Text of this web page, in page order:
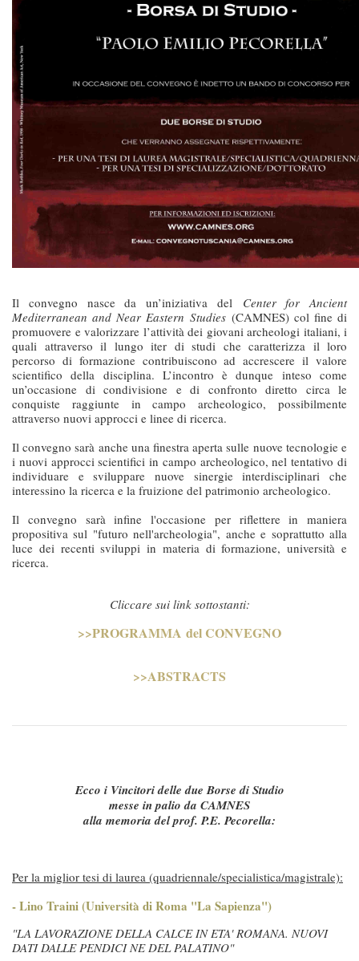
Il convegno nasce da un’iniziativa del Center for Ancient
Mediterranean and Near Eastern Studies (CAMNES) col fine di
promuovere e valorizzare l’attività dei giovani archeologi italiani, i
quali attraverso il lungo iter di studi che caratterizza il loro
percorso di formazione contribuiscono ad accrescere il valore
scientifico della disciplina. L’incontro è dunque inteso come
un’occasione di condivisione e di confronto diretto circa le
conquiste raggiunte in campo archeologico, possibilmente
attraverso nuovi approcci e linee di ricerca.
Il convegno sarà anche una finestra aperta sulle nuove tecnologie e
i nuovi approcci scientifici in campo archeologico, nel tentativo di
individuare e sviluppare nuove sinergie interdisciplinari che
interessino la ricerca e la fruizione del patrimonio archeologico.
Il convegno sarà infine l'occasione per riflettere in maniera
propositiva sul "futuro nell'archeologia", anche e soprattutto alla
luce dei recenti sviluppi in materia di formazione, università e
ricerca.
Cliccare sui link sottostanti:
>>PROGRAMMA del CONVEGNO
>>ABSTRACTS
Ecco i Vincitori delle due Borse di Studio
messe in palio da CAMNES
alla memoria del prof. P.E. Pecorella:
Per la miglior tesi di laurea (quadriennale/specialistica/magistrale):
- Lino Traini (Università di Roma "La Sapienza")
"LA LAVORAZIONE DELLA CALCE IN ETA' ROMANA. NUOVI
DATI DALLE PENDICI NE DEL PALATINO"